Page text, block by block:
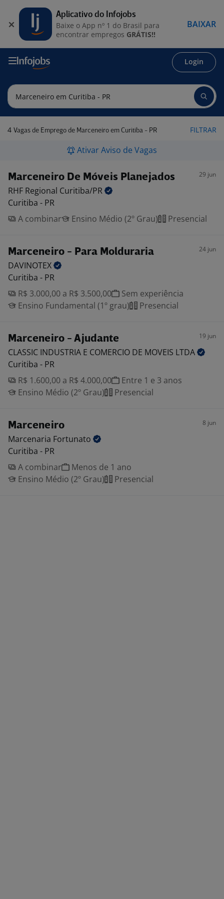
Login
4 Vagas de Emprego de Marceneiro em Curitiba - PR FILTRAR
Ativar Aviso de Vagas
Marceneiro De Móveis Planejados 29 jun
RHF Regional Curitiba/PR
Curitiba - PR
A combinar
Ensino Médio (2º Grau) Presencial
Marceneiro - Para Molduraria 24 jun
DAVINOTEX
Curitiba - PR
R$ 3.000,00 a R$ 3.500,00
Sem experiência
Ensino Fundamental (1º grau)
Presencial
Marceneiro - Ajudante 19 jun
CLASSIC INDUSTRIA E COMERCIO DE MOVEIS LTDA
Curitiba - PR
R$ 1.600,00 a R$ 4.000,00
Entre 1 e 3 anos
Ensino Médio (2º Grau)
Presencial
Marceneiro 8 jun
Marcenaria Fortunato
Curitiba - PR
A combinar
Menos de 1 ano
Ensino Médio (2º Grau)
Presencial
Aplicativo do Infojobs
Baixe o App nº 1 do Brasil para
encontrar empregos GRÁTIS!!
BAIXAR